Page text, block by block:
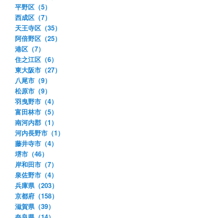
平野区（5）
西成区（7）
天王寺区（35）
阿倍野区（25）
港区（7）
住之江区（6）
東大阪市（27）
八尾市（9）
松原市（9）
羽曳野市（4）
富田林市（5）
南河内郡（1）
河内長野市（1）
藤井寺市（4）
堺市（46）
岸和田市（7）
泉佐野市（4）
兵庫県（203）
京都府（158）
滋賀県（39）